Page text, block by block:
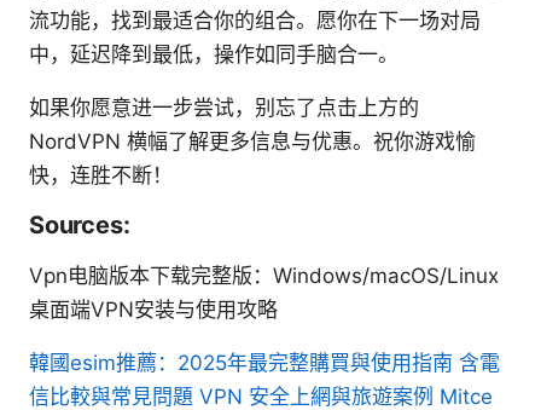
流功能，找到最适合你的组合。愿你在下一场对局
中，延迟降到最低，操作如同手脑合一。
如果你愿意进一步尝试，别忘了点击上方的
NordVPN 横幅了解更多信息与优惠。祝你游戏愉
快，连胜不断！
Sources:
Vpn电脑版本下载完整版：Windows/macOS/Linux
桌面端VPN安装与使用攻略
韓國esim推薦：2025年最完整購買與使用指南 含電
信比較與常見問題 VPN 安全上網與旅遊案例 Mitce